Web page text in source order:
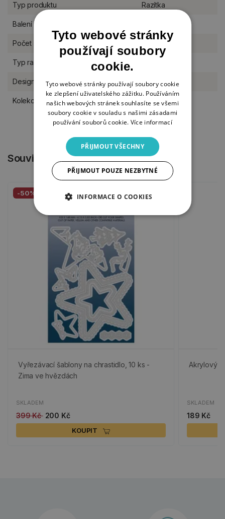
Typ produktu Razítka
Balení
Počet razítek
Typ razítka
Designér Studio Light
Kolekce Studio Light Essentials
Související produkty
-50%
Vyřezávací šablony na chrastidlo, 10 ks -
Zima ve hvězdách
SKLADEM
399 Kč 200 Kč
KOUPIT
Akrylový
SKLADEM
189 Kč
Tyto webové stránky
používají soubory
cookie.
Tyto webové stránky používají soubory cookie
ke zlepšení uživatelského zážitku. Používáním
našich webových stránek souhlasíte se všemi
soubory cookie v souladu s našimi zásadami
používání souborů cookie. Více informací
PŘIJMOUT VŠECHNY
PŘIJMOUT POUZE NEZBYTNÉ
INFORMACE O COOKIES